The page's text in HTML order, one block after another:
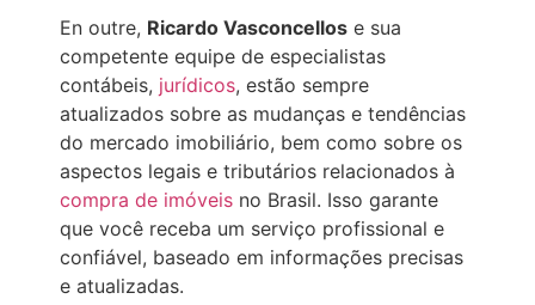
En outre, Ricardo Vasconcellos e sua
competente equipe de especialistas
contábeis, jurídicos, estão sempre
atualizados sobre as mudanças e tendências
do mercado imobiliário, bem como sobre os
aspectos legais e tributários relacionados à
compra de imóveis no Brasil. Isso garante
que você receba um serviço profissional e
confiável, baseado em informações precisas
e atualizadas.